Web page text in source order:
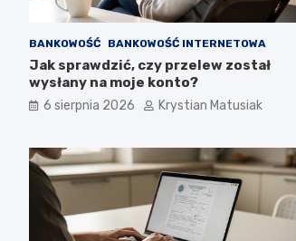
BANKOWOŚĆ BANKOWOŚĆ INTERNETOWA
Jak sprawdzić, czy przelew został
wysłany na moje konto?
6 sierpnia 2026 Krystian Matusiak